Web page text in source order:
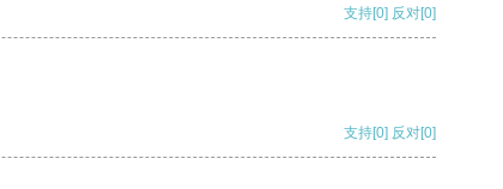
支持[0] 反对[0]
支持[0] 反对[0]